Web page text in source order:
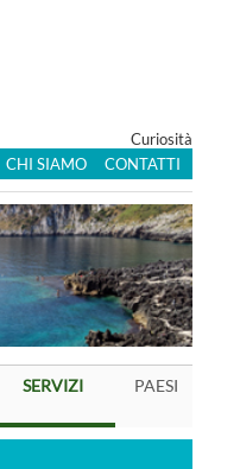
Curiosità
CHI SIAMO
CONTATTI
SERVIZI PAESI